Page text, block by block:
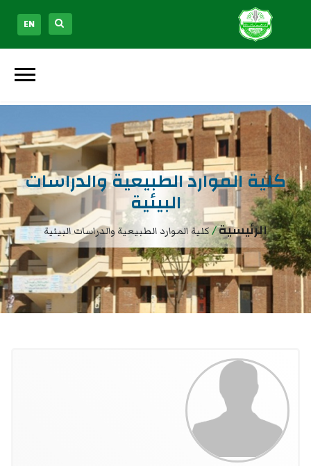
EN
كلية الموارد الطبيعية والدراسات
البيئية
الرئيسية/كلية الموارد الطبيعية والدراسات البيئية